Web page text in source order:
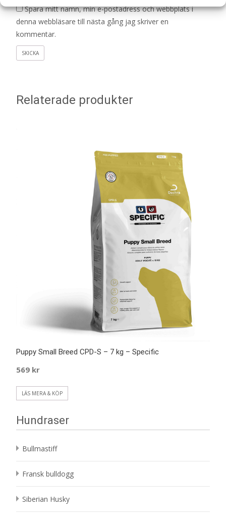
Spara mitt namn, min e-postadress och webbplats i
denna webbläsare till nästa gång jag skriver en
kommentar.
Relaterade produkter
Puppy Small Breed CPD-S – 7 kg – Specific
569 kr
LÄS MERA & KÖP
Hundraser
Bullmastiff
Fransk bulldogg
Siberian Husky